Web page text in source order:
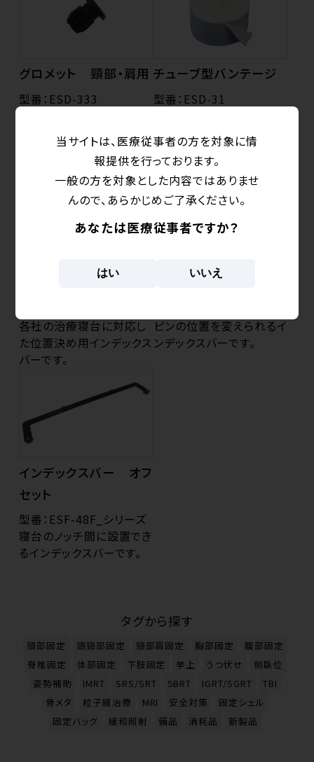
当サイトは、医療従事者の方を対象に情
報提供を行っております。
一般の方を対象とした内容ではありませ
んので、あらかじめご了承ください。
あなたは医療従事者ですか？
はい いいえ
グロメット 頸部・肩用
型番：ESD-333
部品です。
チューブ型バンテージ
型番：ESD-31
ルが付着するのを防ぎま
す。
各社の治療寝台に対応し
た位置決め用インデックス
バーです。
ピンの位置を変えられるイ
ンデックスバーです。
インデックスバー オフ
セット
型番：ESF-48F_シリーズ
寝台のノッチ間に設置でき
るインデックスバーです。
タグから探す
頭部固定 頭頸部固定 頸部肩固定 胸部固定
腹部固定
脊椎固定
体部固定 下肢固定 挙上 うつ伏せ
側臥位
姿勢補助
IMRT SRS/SRT SBRT IGRT/SGRT
TBI
骨メタ
粒子線治療 MRI 安全対策
固定シェル
固定バッグ
緩和照射 備品 消耗品 新製品